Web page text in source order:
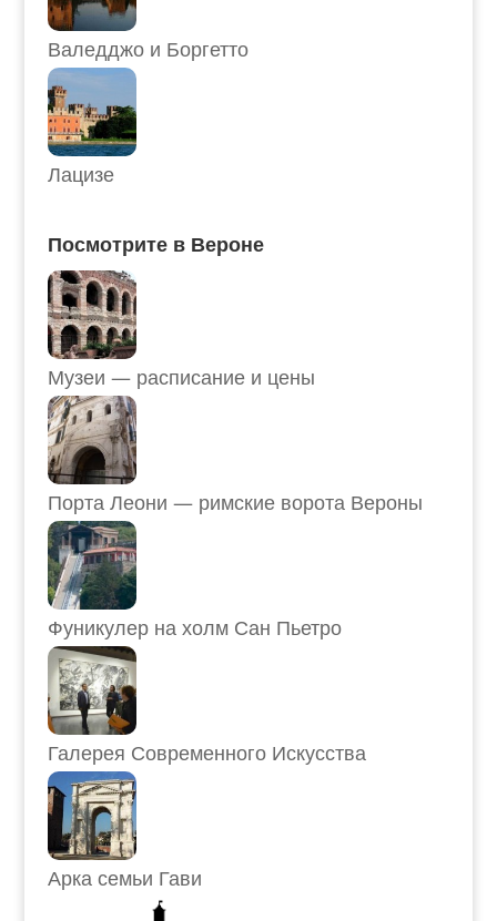
Валедджо и Боргетто
Лацизе
Посмотрите в Вероне
Музеи — расписание и цены
Порта Леони — римские ворота Вероны
Фуникулер на холм Сан Пьетро
Галерея Современного Искусства
Арка семьи Гави